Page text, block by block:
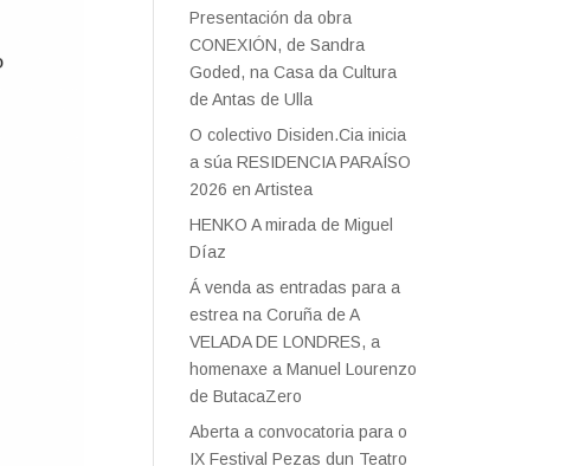
Presentación da obra
CONEXIÓN, de Sandra
Goded, na Casa da Cultura
de Antas de Ulla
O colectivo Disiden.Cia inicia
a súa RESIDENCIA PARAÍSO
2026 en Artistea
HENKO A mirada de Miguel
Díaz
Á venda as entradas para a
estrea na Coruña de A
VELADA DE LONDRES, a
homenaxe a Manuel Lourenzo
de ButacaZero
Aberta a convocatoria para o
IX Festival Pezas dun Teatro